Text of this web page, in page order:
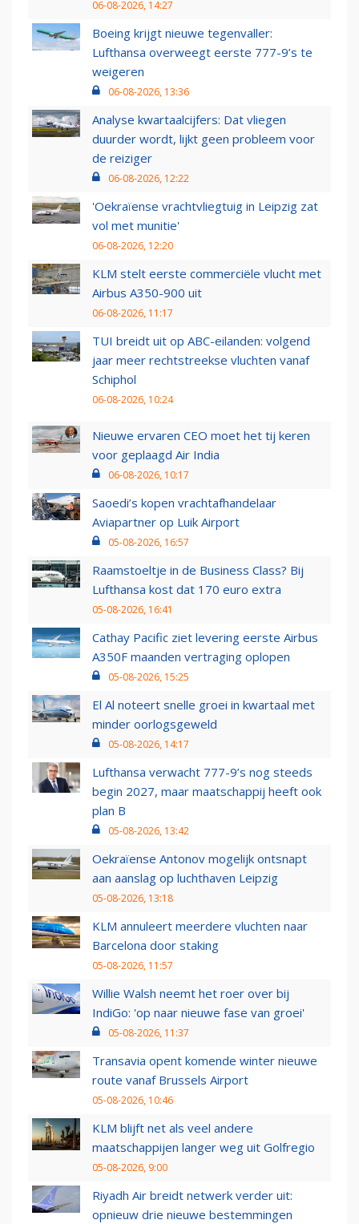
06-08-2026, 14:27
Boeing krijgt nieuwe tegenvaller:
Lufthansa overweegt eerste 777-9’s te
weigeren
06-08-2026, 13:36
Analyse kwartaalcijfers: Dat vliegen
duurder wordt, lijkt geen probleem voor
de reiziger
06-08-2026, 12:22
'Oekraïense vrachtvliegtuig in Leipzig zat
vol met munitie'
06-08-2026, 12:20
KLM stelt eerste commerciële vlucht met
Airbus A350-900 uit
06-08-2026, 11:17
TUI breidt uit op ABC-eilanden: volgend
jaar meer rechtstreekse vluchten vanaf
Schiphol
06-08-2026, 10:24
Nieuwe ervaren CEO moet het tij keren
voor geplaagd Air India
06-08-2026, 10:17
Saoedi’s kopen vrachtafhandelaar
Aviapartner op Luik Airport
05-08-2026, 16:57
Raamstoeltje in de Business Class? Bij
Lufthansa kost dat 170 euro extra
05-08-2026, 16:41
Cathay Pacific ziet levering eerste Airbus
A350F maanden vertraging oplopen
05-08-2026, 15:25
El Al noteert snelle groei in kwartaal met
minder oorlogsgeweld
05-08-2026, 14:17
Lufthansa verwacht 777-9’s nog steeds
begin 2027, maar maatschappij heeft ook
plan B
05-08-2026, 13:42
Oekraïense Antonov mogelijk ontsnapt
aan aanslag op luchthaven Leipzig
05-08-2026, 13:18
KLM annuleert meerdere vluchten naar
Barcelona door staking
05-08-2026, 11:57
Willie Walsh neemt het roer over bij
IndiGo: 'op naar nieuwe fase van groei'
05-08-2026, 11:37
Transavia opent komende winter nieuwe
route vanaf Brussels Airport
05-08-2026, 10:46
KLM blijft net als veel andere
maatschappijen langer weg uit Golfregio
05-08-2026, 9:00
Riyadh Air breidt netwerk verder uit:
opnieuw drie nieuwe bestemmingen